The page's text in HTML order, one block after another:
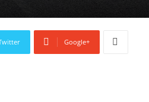
Google+